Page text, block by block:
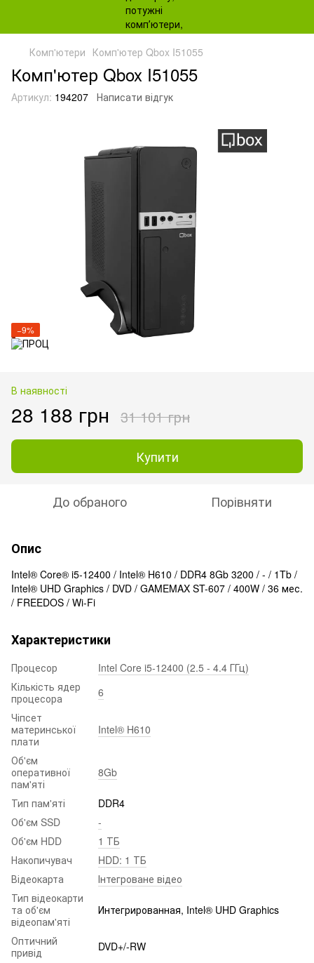
Комп'ютери Комп'ютер Qbox I51055
Комп'ютер Qbox I51055
Артикул: 194207 Написати відгук
−9%
В наявності
28 188 грн 31 101 грн
Купити
До обраного Порівняти
Опис
Intel® Core® i5-12400 / Intel® H610 / DDR4 8Gb 3200 / - / 1Tb /
Intel® UHD Graphics / DVD / GAMEMAX ST-607 / 400W / 36 мес.
/ FREEDOS / Wi-Fi
Характеристики
Процесор
Intel Core i5-12400 (2.5 - 4.4 ГГц)
Кількість ядер
процесора
6
Чіпсет
материнської
плати
Intel® H610
Об'єм
оперативної
пам'яті
8Gb
Тип пам'яті
DDR4
Об'єм SSD
-
Об'єм HDD
1 ТБ
Накопичувач
HDD: 1 ТБ
Відеокарта
Інтегроване відео
Тип відеокарти
та об'єм
відеопам'яті
Интегрированная, Intel® UHD Graphics
Оптичний
привід
DVD+/-RW